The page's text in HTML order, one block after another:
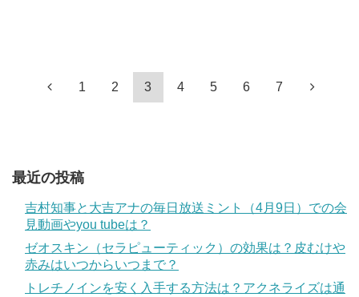
1 2 3 4 5 6 7
最近の投稿
吉村知事と大吉アナの毎日放送ミント（4月9日）での会
見動画やyou tubeは？
ゼオスキン（セラピューティック）の効果は？皮むけや
赤みはいつからいつまで？
トレチノインを安く入手する方法は？アクネライズは通